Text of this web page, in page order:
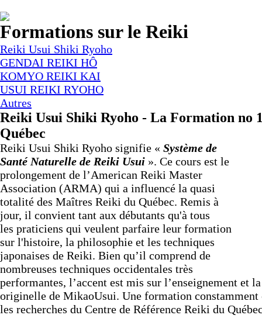
Formations sur le Reiki
Reiki Usui Shiki Ryoho
GENDAI REIKI HÔ
KOMYO REIKI KAI
USUI REIKI RYOHO
Autres
Reiki Usui Shiki Ryoho - La Formation no
Québec
Reiki Usui Shiki Ryoho signifie « Système de
Santé Naturelle de Reiki Usui ». Ce cours est le
prolongement de l’American Reiki Master
Association (ARMA) qui a influencé la quasi
totalité des Maîtres Reiki du Québec. Remis à
jour, il convient tant aux débutants qu'à tous
les praticiens qui veulent parfaire leur formation
sur l'histoire, la philosophie et les techniques
japonaises de Reiki. Bien qu’il comprend de
nombreuses techniques occidentales très
performantes, l’accent est mis sur l’enseignement et
originelle de MikaoUsui. Une formation
les recherches du Centre de Référence Reiki du